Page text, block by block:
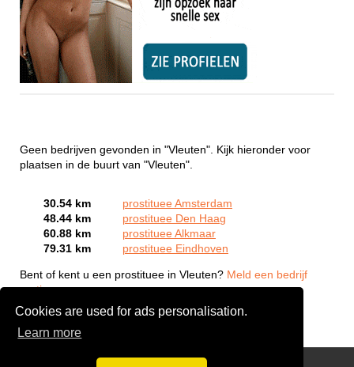
Cookies are used for ads personalisation.
Learn more
Geen bedrijven gevonden in "Vleuten". Kijk hieronder voor
plaatsen in de buurt van "Vleuten".
30.54 km
prostituee Amsterdam
48.44 km
prostituee Den Haag
60.88 km
prostituee Alkmaar
79.31 km
prostituee Eindhoven
Bent of kent u een prostituee in Vleuten? Meld een bedrijf
gratis aan